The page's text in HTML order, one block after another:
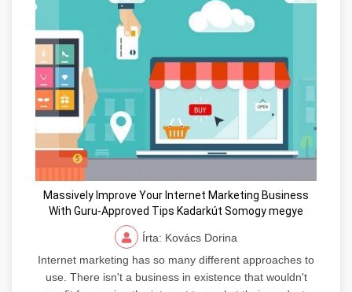
Massively Improve Your Internet Marketing Business
With Guru-Approved Tips Kadarkút Somogy megye
Írta: Kovács Dorina
Internet marketing has so many different approaches to
use. There isn't a business in existence that wouldn't